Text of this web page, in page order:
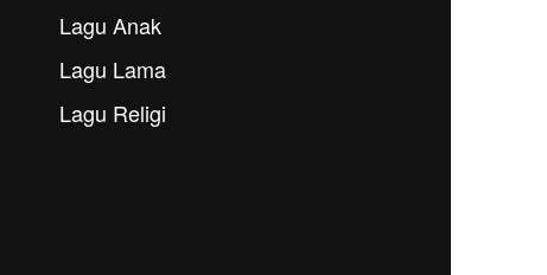
Lagu Anak
Lagu Lama
Lagu Religi